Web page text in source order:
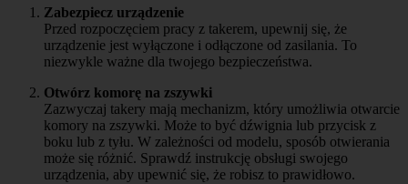
Zabezpiecz urządzenie
Przed rozpoczęciem pracy z takerem, upewnij się, że
urządzenie jest wyłączone i odłączone od zasilania. To
niezwykle ważne dla twojego bezpieczeństwa.
Otwórz komorę na zszywki
Zazwyczaj takery mają mechanizm, który umożliwia otwarcie
komory na zszywki. Może to być dźwignia lub przycisk z
boku lub z tyłu. W zależności od modelu, sposób otwierania
może się różnić. Sprawdź instrukcję obsługi swojego
urządzenia, aby upewnić się, że robisz to prawidłowo.